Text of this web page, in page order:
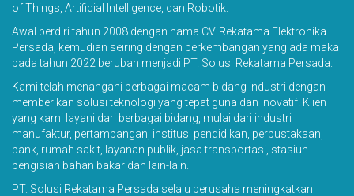
of Things, Artificial Intelligence, dan Robotik.
Awal berdiri tahun 2008 dengan nama CV. Rekatama Elektronika
Persada, kemudian seiring dengan perkembangan yang ada maka
pada tahun 2022 berubah menjadi PT. Solusi Rekatama Persada.
Kami telah menangani berbagai macam bidang industri dengan
memberikan solusi teknologi yang tepat guna dan inovatif. Klien
yang kami layani dari berbagai bidang, mulai dari industri
manufaktur, pertambangan, institusi pendidikan, perpustakaan,
bank, rumah sakit, layanan publik, jasa transportasi, stasiun
pengisian bahan bakar dan lain-lain.
PT. Solusi Rekatama Persada selalu berusaha meningkatkan